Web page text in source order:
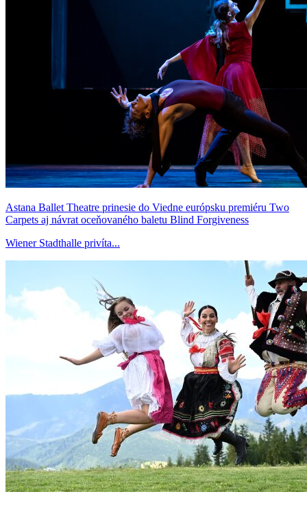
Astana Ballet Theatre prinesie do Viedne európsku premiéru Two
Carpets aj návrat oceňovaného baletu Blind Forgiveness
Wiener Stadthalle privíta...